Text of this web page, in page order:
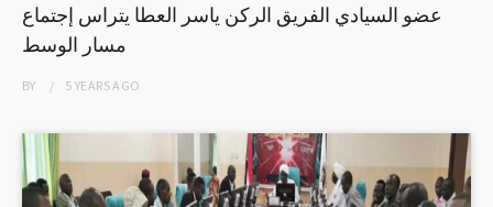
عضو السيادي الفريق الركن ياسر العطا يتراس إجتماع
مسار الوسط
BY 5 YEARSAGO